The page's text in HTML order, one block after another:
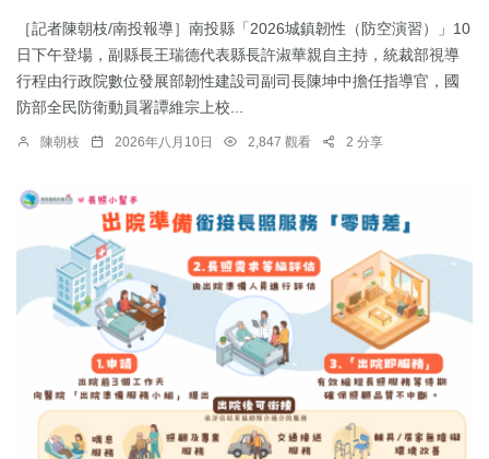
［記者陳朝枝/南投報導］南投縣「2026城鎮韌性（防空演習）」10
日下午登場，副縣長王瑞德代表縣長許淑華親自主持，統裁部視導
行程由行政院數位發展部韌性建設司副司長陳坤中擔任指導官，國
防部全民防衛動員署譚維宗上校...
陳朝枝 2026年八月10日 2,847 觀看 2 分享